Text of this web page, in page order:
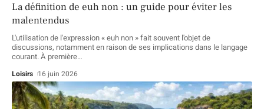
La définition de euh non : un guide pour éviter les
malentendus
L'utilisation de l'expression « euh non » fait souvent l'objet de
discussions, notamment en raison de ses implications dans le langage
courant. À première…
Loisirs 16 juin 2026